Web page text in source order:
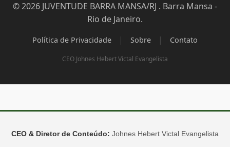
© 2026 JUVENTUDE BARRA MANSA/RJ . Barra Mansa -
Rio de Janeiro.
Política de Privacidade | Sobre | Contato
CEO Johnes Hebert Victal Evangelista
CEO & Diretor de Conteúdo: Johnes Hebert Victal Evangelista